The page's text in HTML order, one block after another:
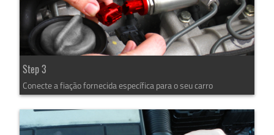
Step 3
Conecte a fiação fornecida específica para o seu carro